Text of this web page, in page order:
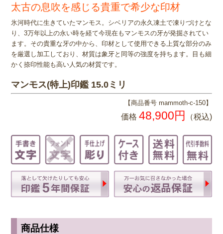
太古の息吹を感じる貴重で希少な印材
氷河時代に生きていたマンモス。シベリアの永久凍土で凍りづけとな
り、3万年以上の永い時を経て今現在もマンモスの牙が発掘されてい
ます。その貴重な牙の中から、印材として使用できる上質な部分のみ
を厳選し加工しており、材質は象牙と同等の強度を持ちます。目も細
かく捺印性能も高い人気の材質です。
マンモス(特上)印鑑 15.0ミリ
【商品番号 mammoth-c-150】
価格 48,900円 （税込)
商品仕様